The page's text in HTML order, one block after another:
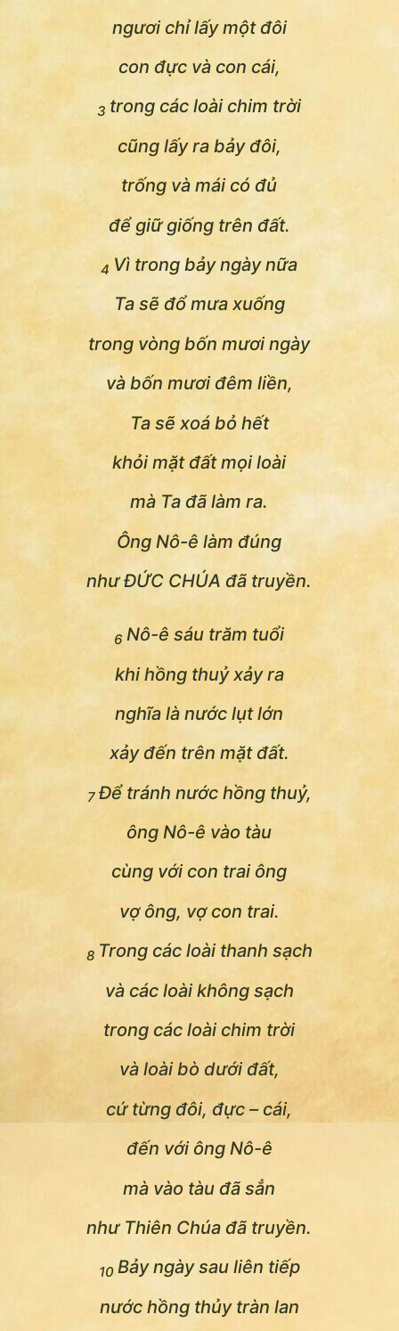
ngươi chỉ lấy một đôi
con đực và con cái,
3 trong các loài chim trời
cũng lấy ra bảy đôi,
trống và mái có đủ
để giữ giống trên đất.
4 Vì trong bảy ngày nữa
Ta sẽ đổ mưa xuống
trong vòng bốn mươi ngày
và bốn mươi đêm liền,
Ta sẽ xoá bỏ hết
khỏi mặt đất mọi loài
mà Ta đã làm ra.
Ông Nô-ê làm đúng
như ĐỨC CHÚA đã truyền.
6Nô-ê sáu trăm tuổi
khi hồng thuỷ xảy ra
nghĩa là nước lụt lớn
xảy đến trên mặt đất.
7 Để tránh nước hồng thuỷ,
ông Nô-ê vào tàu
cùng với con trai ông
vợ ông, vợ con trai.
8 Trong các loài thanh sạch
và các loài không sạch
trong các loài chim trời
và loài bò dưới đất,
cứ từng đôi, đực – cái,
đến với ông Nô-ê
mà vào tàu đã sẳn
như Thiên Chúa đã truyền.
10 Bảy ngày sau liên tiếp
nước hồng thủy tràn lan